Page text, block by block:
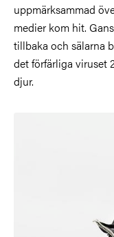
uppmärksammad
medier kom hit.
tillbaka och sälarna
det förfärliga viruset
djur.